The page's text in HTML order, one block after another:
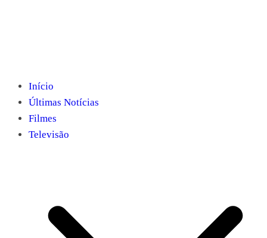
Início
Últimas Notícias
Filmes
Televisão